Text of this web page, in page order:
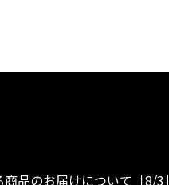
品のお届けについて［8/3］